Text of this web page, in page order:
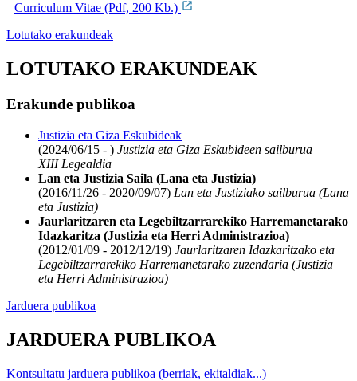
Curriculum Vitae (Pdf, 200 Kb.)
Lotutako erakundeak
LOTUTAKO ERAKUNDEAK
Erakunde publikoa
Justizia eta Giza Eskubideak
(2024/06/15 - ) Justizia eta Giza Eskubideen sailburua
XIII Legealdia
Lan eta Justizia Saila (Lana eta Justizia)
(2016/11/26 - 2020/09/07) Lan eta Justiziako sailburua (Lana
eta Justizia)
Jaurlaritzaren eta Legebiltzarrarekiko Harremanetarako
Idazkaritza (Justizia eta Herri Administrazioa)
(2012/01/09 - 2012/12/19) Jaurlaritzaren Idazkaritzako eta
Legebiltzarrarekiko Harremanetarako zuzendaria (Justizia
eta Herri Administrazioa)
Jarduera publikoa
JARDUERA PUBLIKOA
Kontsultatu jarduera publikoa (berriak, ekitaldiak...)